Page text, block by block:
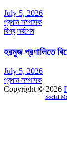
July 5, 2026
প্রধান সম্পাদক
বিশ্ব সর্বশেষ
হরমুজ প্রণালিতে
July 5, 2026
প্রধান সম্পাদক
Copyright © 2026
Social